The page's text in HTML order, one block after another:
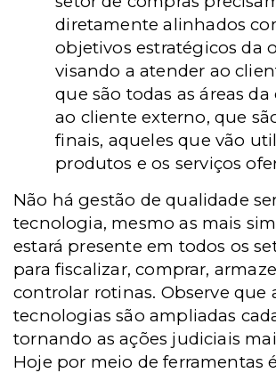
diretamente alinhados
objetivos estratégicos da
visando a atender ao
que são todas as áreas da
ao cliente externo, que
finais, aqueles que vão
produtos e os serviços
Não há gestão de qualidade
tecnologia, mesmo as mais
estará presente em todos os
para fiscalizar, comprar,
controlar rotinas. Observe que
tecnologias são ampliadas
tornando as ações judiciais
Hoje por meio de ferramentas